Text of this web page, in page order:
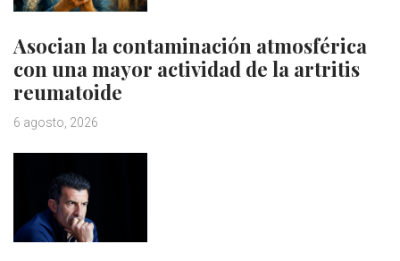
Asocian la contaminación atmosférica
con una mayor actividad de la artritis
reumatoide
6 agosto, 2026